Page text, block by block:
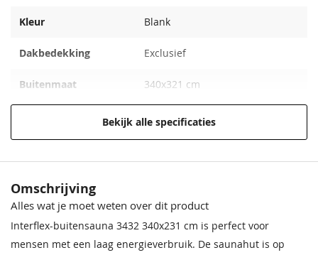
Kleur Blank
Dakbedekking Exclusief
Buitenmaat 340x321 cm
320x211 cm
Materiaal Onbehandeld vurenhout
Behandeling
Onbehandeld
Bekijk alle specificaties
Omschrijving
Alles wat je moet weten over dit product
Interflex-buitensauna 3432 340x231 cm is perfect voor
mensen met een laag energieverbruik. De saunahut is op